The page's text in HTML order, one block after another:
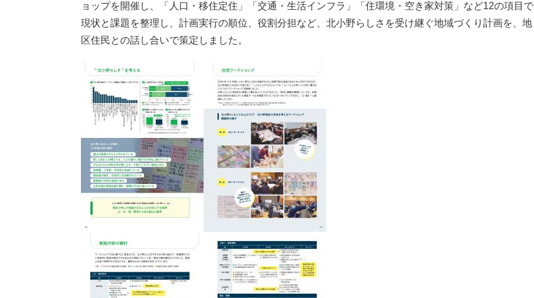
ョップを開催し、「人口・移住定住」「交通・生活インフラ」「住環境・空き家対策」など12の項目で
現状と課題を整理し、計画実行の順位、役割分担など、北小野らしさを受け継ぐ地域づくり計画を、地
区住民との話し合いで策定しました。